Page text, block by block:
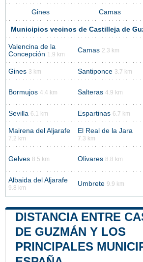
Gines Camas
Municipios vecinos de Castilleja de
Valencina de la
Concepción 1.9 km
Camas 2.3 km
Gines 3 km Santiponce 3.7 km
Bormujos 4.4 km Salteras 4.9 km
Sevilla 6.1 km Espartinas 6.7 km
Mairena del Aljarafe
7.2 km
El Real de la Jara
7.3 km
Gelves 8.5 km Olivares 8.8 km
Albaida del Aljarafe
9.8 km
Umbrete 9.9 km
DISTANCIA ENTRE
DE GUZMÁN Y LOS
PRINCIPALES